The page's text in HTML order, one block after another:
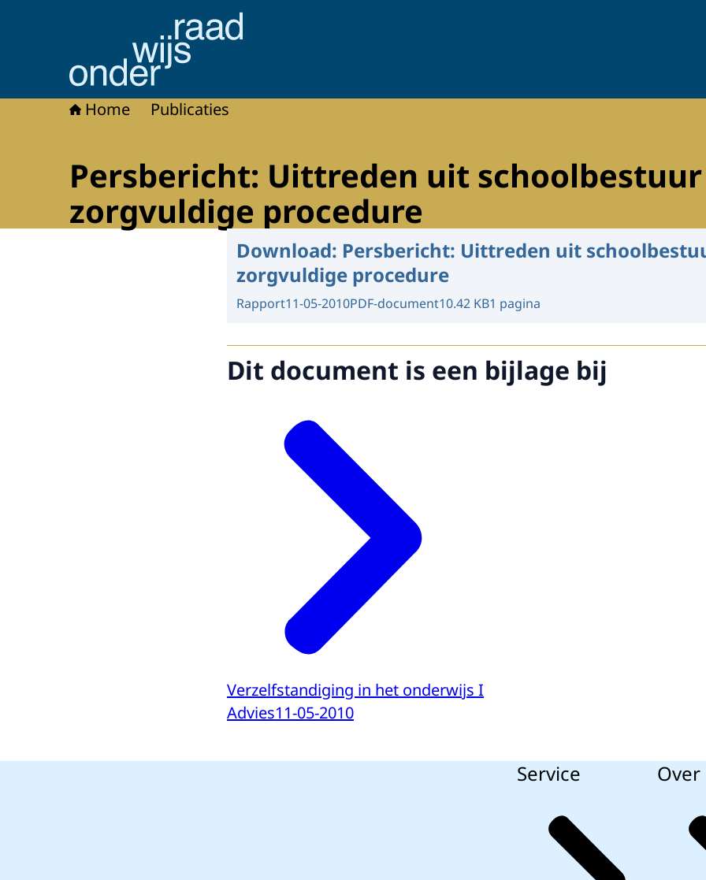
Naar de homepage van Onderwijsraad
Home Publicaties
Persbericht: Uittreden uit
zorgvuldige procedure
Download: Persbericht: Uittreden uit
zorgvuldige procedure
Rapport11-05-2010PDF-document10.42 KB1 pagina
Dit document is een bijlage bij
Verzelfstandiging in het onderwijs I
Advies11-05-2010
Service